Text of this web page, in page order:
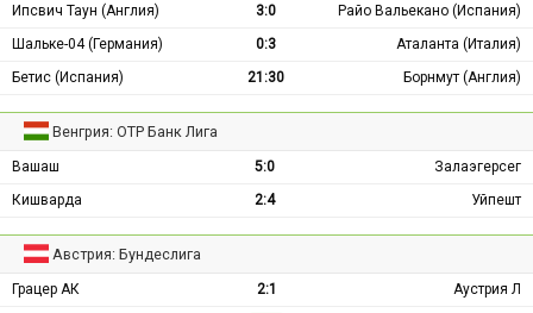
Ипсвич Таун (Англия)
3:0
Райо Вальекано (Испания)
Шальке-04 (Германия)
0:3
Аталанта (Италия)
Бетис (Испания)
21:30 Борнмут (Англия)
Венгрия: ОТР Банк Лига
Вашаш 5:0
Залаэгерсег
Кишварда
2:4 Уйпешт
Австрия: Бундеслига
Грацер АК 2:1 Аустрия Л